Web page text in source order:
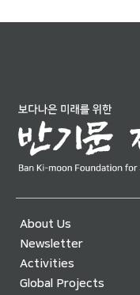
About Us
Newsletter
Activities
Global Projects